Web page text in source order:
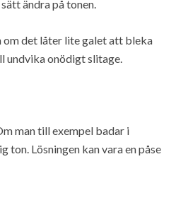
ändra på tonen.
om det låter lite galet att bleka
undvika onödigt slitage.
man till exempel badar i
Lösningen kan vara en påse